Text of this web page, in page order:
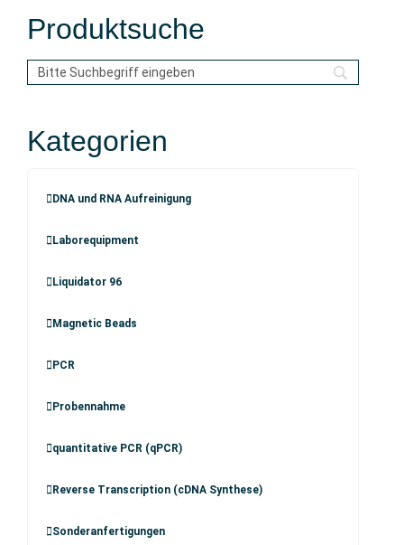
Produktsuche
Kategorien
DNA und RNA Aufreinigung
Laborequipment
Liquidator 96
Magnetic Beads
PCR
Probennahme
quantitative PCR (qPCR)
Reverse Transcription (cDNA Synthese)
Sonderanfertigungen